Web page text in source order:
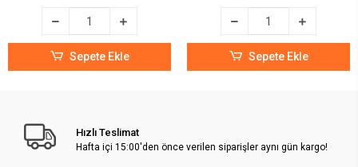
Sepete Ekle Sepete Ekle
Hızlı Teslimat
Hafta içi 15:00'den önce verilen siparişler aynı gün kargo!